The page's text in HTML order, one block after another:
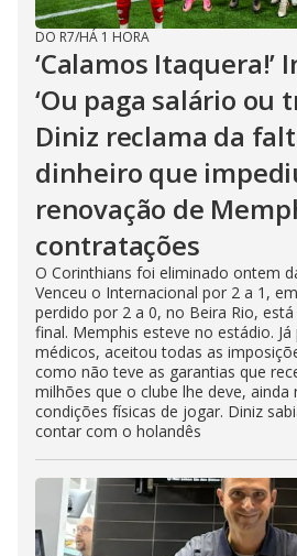
DO R7/HÁ 1 HORA
‘Calamos Itaquera!’
‘Ou paga salário ou
Diniz reclama da
dinheiro que
renovação de
contratações
O Corinthians foi eliminado ontem
Venceu o Internacional por 2 a 1,
perdido por 2 a 0, no Beira Rio,
final. Memphis esteve no estádio.
médicos, aceitou todas as
como não teve as garantias que
milhões que o clube lhe deve, ainda
condições físicas de jogar. Diniz
contar com o holandês